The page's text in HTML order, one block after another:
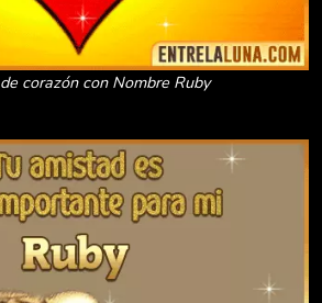
corazón con Nombre Ruby